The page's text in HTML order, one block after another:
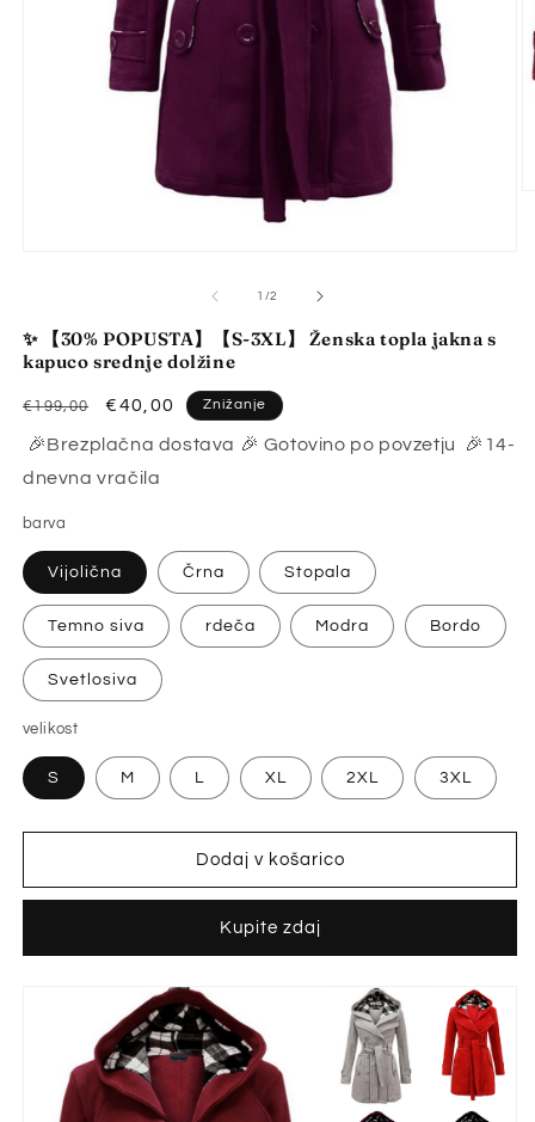
v
modalnem
načinu
1 /od
2
✨ 【30% POPUSTA】【S-3XL】 Ženska topla jakna s
kapuco srednje dolžine
Redna
cena
€199,00
Znižana
cena
€40,00 Znižanje
🎉Brezplačna dostava 🎉 Gotovino po povzetju 🎉14-
dnevna vračila
barva
Vijolična Črna Stopala
Temno siva rdeča Modra Bordo
Svetlosiva
velikost
S M L XL 2XL 3XL
Dodaj v košarico
Kupite zdaj